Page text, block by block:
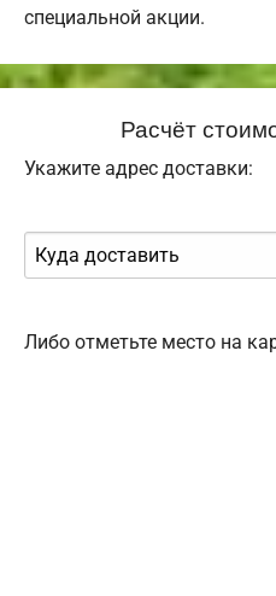
специальной акции.
Расчёт
Укажите адрес доставки:
Либо отметьте место на